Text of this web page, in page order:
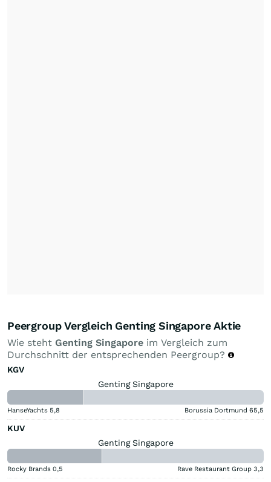
Peergroup Vergleich Genting Singapore Aktie
Wie steht Genting Singapore im Vergleich zum
Durchschnitt der entsprechenden Peergroup?
KGV
Genting Singapore
HanseYachts 5,8 Borussia Dortmund 65,5
KUV
Genting Singapore
Rocky Brands 0,5 Rave Restaurant Group 3,3